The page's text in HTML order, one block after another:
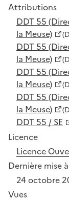
Attributions
DDT 55
la Meuse)
DDT 55
la Meuse)
DDT 55
la Meuse)
DDT 55
la Meuse)
DDT 55 / SE
Licence
Licence
Dernière mise
24 octobre
Vues